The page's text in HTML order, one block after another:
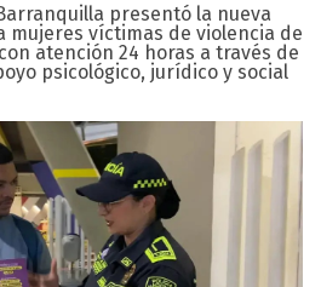
presentó la nueva
mujeres víctimas de violencia de
atención 24 horas a través de
psicológico, jurídico y social